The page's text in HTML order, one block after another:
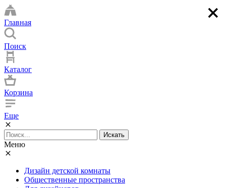
Главная
Поиск
Каталог
Корзина
Еще
Искать
Меню
Дизайн детской комнаты
Общественные пространства
×
×
×
×